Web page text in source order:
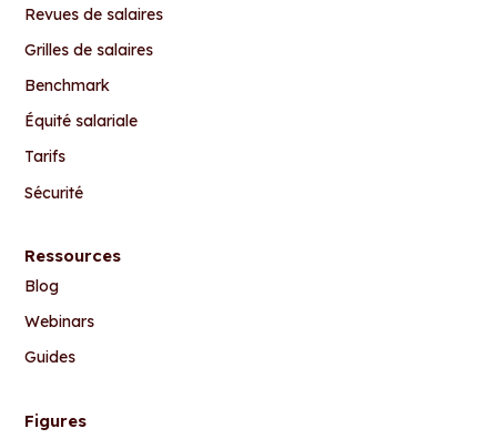
Revues de salaires
Grilles de salaires
Benchmark
Équité salariale
Tarifs
Sécurité
Ressources
Blog
Webinars
Guides
Figures